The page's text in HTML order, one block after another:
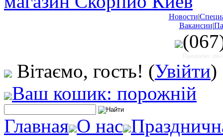
Новости|
Вакансии|
Працюємо: пн-
Вітаємо, гость! (Увійти)
Ваш кошик: порожній
Главная О нас